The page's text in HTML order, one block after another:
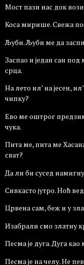
Мост пази нас док
Коса мирише. Свежа
Љуби. Љуби ме да
Заспао и један сан
срца.
На лето ил’ на јесен,
чипку?
Ево ме оштрог
чука.
Пита ме, пита ме
сват?
Да ли би сусед
Сивкасто јутро. Ноћ
Црвена сам, беж и у
Изабрали смо златну
Песма је дуга. Дуга
Песма је на челу. Не